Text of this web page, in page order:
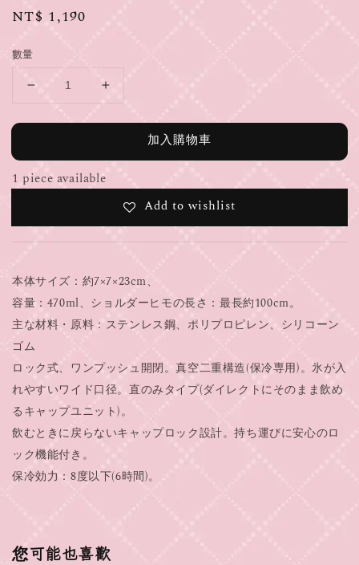
Regular
NT$ 1,190
數量
加入購物車
1 piece available
Add to wishlist
本体サイズ：約7×7×23cm、
容量：470ml、ショルダーヒモの長さ：最長約100cm。
主な材料・原料：ステンレス鋼、ポリプロピレン、シリコーン
ゴム
ロック式、ワンプッシュ開閉。真空二重構造(保冷専用)。氷が入
れやすいワイド口径。直のみタイプ(ダイレクトにそのまま飲め
るキャップユニット)。
飲むときに戻らないキャップロック設計。持ち運びに安心のロ
ック機能付き。
保冷効力：8度以下(6時間)。
您可能也喜歡